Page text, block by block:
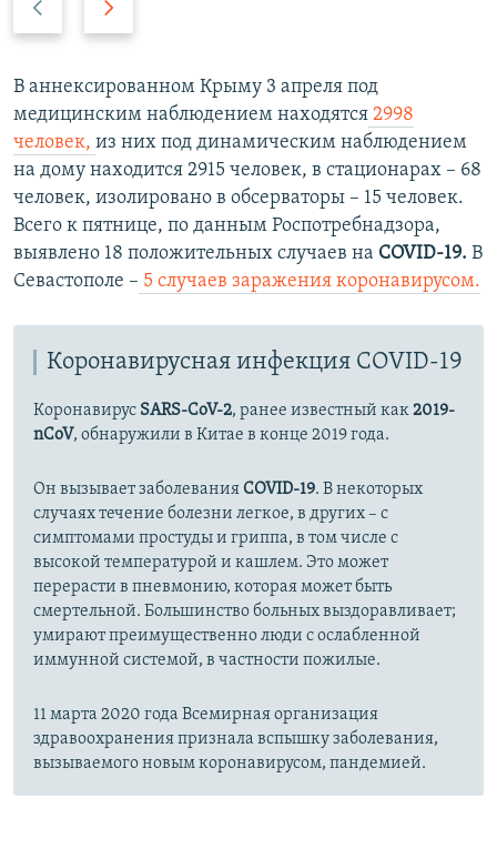
д
ы
д
у
щ
и
й
с
а
д
у
ю
щ
и
й
с
л
й
д
В аннексированном Крыму 3 апреля под
медицинским наблюдением находятся 2998
человек, из них под динамическим наблюдением
на дому находится 2915 человек, в стационарах – 68
человек, изолировано в обсерваторы – 15 человек.
Всего к пятнице, по данным Роспотребнадзора,
выявлено 18 положительных случаев на COVID-19. В
Севастополе – 5 случаев заражения коронавирусом.
Коронавирусная инфекция COVID-19
Коронавирус SARS-CoV-2, ранее известный как2019-
nCoV, обнаружили в Китае в конце 2019 года.
Он вызывает заболеванияCOVID-19. В некоторых
случаях течение болезни легкое, в других – с
симптомами простуды и гриппа, в том числе с
высокой температурой и кашлем. Это может
перерасти в пневмонию, которая может быть
смертельной. Большинство больных выздоравливает;
умирают преимущественно люди с ослабленной
иммунной системой, в частности пожилые.
11 марта 2020 года Всемирная организация
здравоохранения признала вспышку заболевания,
вызываемого новым коронавирусом, пандемией.